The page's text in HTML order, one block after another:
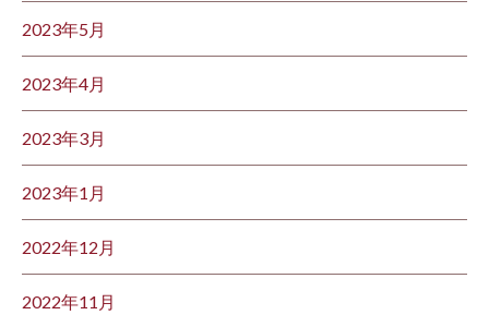
2023年5月
2023年4月
2023年3月
2023年1月
2022年12月
2022年11月